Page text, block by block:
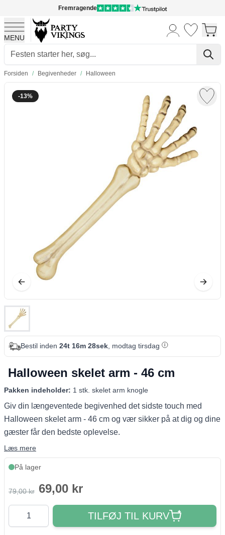
Fremragende
MENU
Skip to Content
Forsiden / Begivenheder / Halloween
-13%
Bestil inden 24t 16m 28sek, modtag tirsdag
Halloween skelet arm - 46 cm
Pakken indeholder: 1 stk. skelet arm knogle
Giv din længeventede begivenhed det sidste touch med
Halloween skelet arm - 46 cm og vær sikker på at dig og dine
gæster får den bedste oplevelse.
Læs mere
På lager
79,00 kr 69,00 kr
Antal
TILFØJ TIL KURV